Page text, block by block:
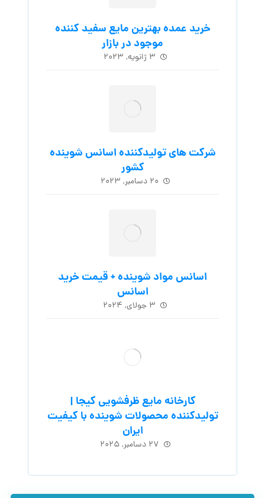
خرید عمده بهترین مایع سفید کننده
موجود در بازار
۳ ژانویه, ۲۰۲۳
شرکت های تولیدکننده اسانس شوینده
کشور
۲۰ دسامبر, ۲۰۲۳
اسانس مواد شوینده + قیمت خرید
اسانس
۳ جولای, ۲۰۲۴
کارخانه مایع ظرفشویی کیجا |
تولیدکننده محصولات شوینده با کیفیت
ایران
۲۷ دسامبر, ۲۰۲۵